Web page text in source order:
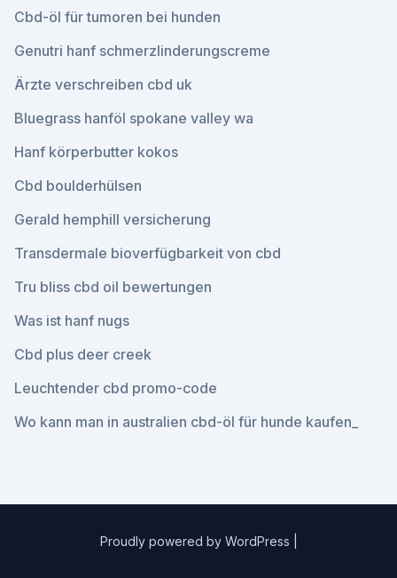
Cbd-öl für tumoren bei hunden
Genutri hanf schmerzlinderungscreme
Ärzte verschreiben cbd uk
Bluegrass hanföl spokane valley wa
Hanf körperbutter kokos
Cbd boulderhülsen
Gerald hemphill versicherung
Transdermale bioverfügbarkeit von cbd
Tru bliss cbd oil bewertungen
Was ist hanf nugs
Cbd plus deer creek
Leuchtender cbd promo-code
Wo kann man in australien cbd-öl für hunde kaufen_
Proudly powered by WordPress